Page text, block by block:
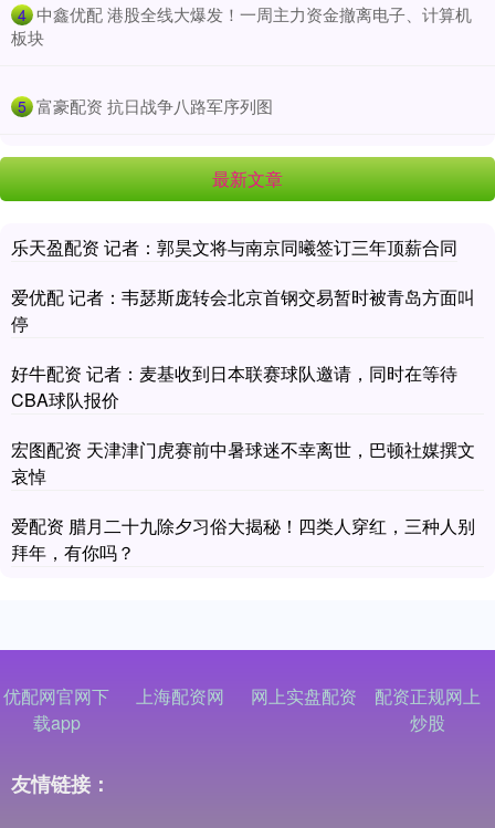
4 ​中鑫优配 港股全线大爆发！一周主力资金撤离电子、计算机
板块
5 ​富豪配资 抗日战争八路军序列图
最新文章
乐天盈配资 记者：郭昊文将与南京同曦签订三年顶薪合同
爱优配 记者：韦瑟斯庞转会北京首钢交易暂时被青岛方面叫
停
好牛配资 记者：麦基收到日本联赛球队邀请，同时在等待
CBA球队报价
宏图配资 天津津门虎赛前中暑球迷不幸离世，巴顿社媒撰文
哀悼
爱配资 腊月二十九除夕习俗大揭秘！四类人穿红，三种人别
拜年，有你吗？
优配网官网下
载app
上海配资网 网上实盘配资
配资正规网上
炒股
友情链接：